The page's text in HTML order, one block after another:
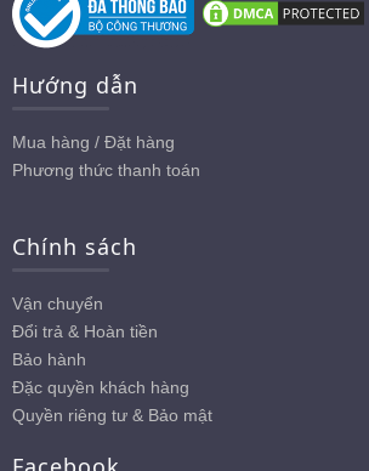
Hướng dẫn
Mua hàng / Đặt hàng
Phương thức thanh toán
Chính sách
Vận chuyển
Đổi trả & Hoàn tiền
Bảo hành
Đặc quyền khách hàng
Quyền riêng tư & Bảo mật